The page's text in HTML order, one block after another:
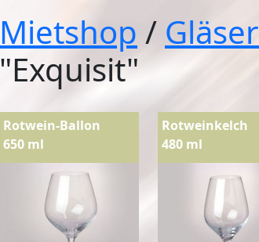
Mietshop / Gläser
"Exquisit"
Rotwein-Ballon
650 ml
Rotweinkelch
480 ml